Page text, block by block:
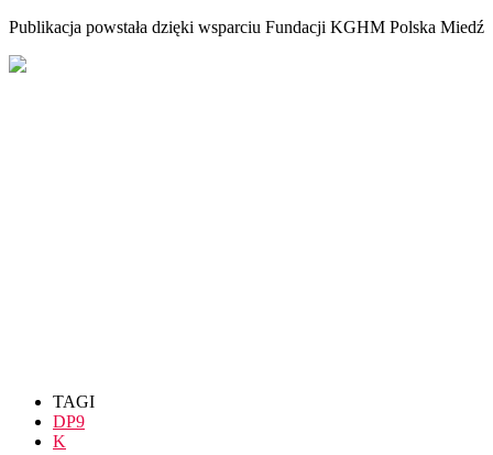
Publikacja powstała dzięki wsparciu Fundacji KGHM Polska Miedź
TAGI
DP9
K